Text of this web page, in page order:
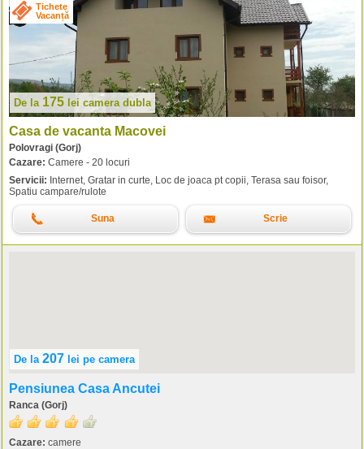
Tichete
Vacanță
De la 175 lei camera dubla
Casa de vacanta Macovei
Polovragi (Gorj)
Cazare: Camere - 20 locuri
Servicii: Internet, Gratar in curte, Loc de joaca pt copii, Terasa sau foisor,
Spatiu campare/rulote
Suna Scrie
De la 207 lei pe camera
Pensiunea Casa Ancutei
Ranca (Gorj)
Cazare: camere